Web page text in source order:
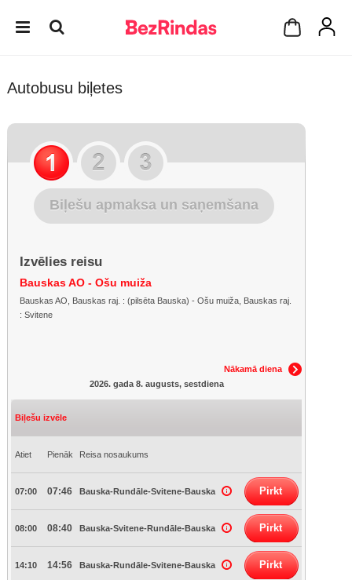
Autobusu biļetes
Biļešu apmaksa un saņemšana
Izvēlies reisu
Bauskas AO - Ošu muiža
Bauskas AO, Bauskas raj. : (pilsēta Bauska) - Ošu muiža, Bauskas raj.
: Svitene
Nākamā diena
2026. gada 8. augusts, sestdiena
Biļešu izvēle
Atiet Pienāk Reisa nosaukums
07:00 07:46 Bauska-Rundāle-Svitene-Bauska Pirkt
08:00 08:40 Bauska-Svitene-Rundāle-Bauska Pirkt
14:10 14:56 Bauska-Rundāle-Svitene-Bauska Pirkt